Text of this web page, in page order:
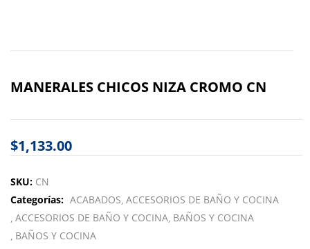
MANERALES CHICOS NIZA CROMO CN
$1,133.00
SKU: CN
Categorías: ACABADOS ACCESORIOS DE BAÑO Y COCINA
ACCESORIOS DE BAÑO Y COCINA BAÑOS Y COCINA
BAÑOS Y COCINA